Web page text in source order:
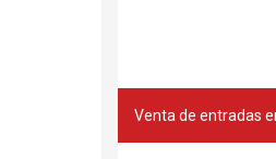
Venta de entradas